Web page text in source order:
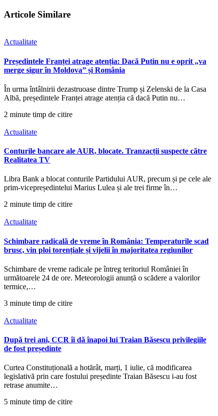
Articole Similare
Actualitate
Președintele Franței atrage atenția: Dacă Putin nu e oprit „va
merge sigur în Moldova” și România
În urma întâlnirii dezastruoase dintre Trump și Zelenski de la Casa
Albă, președintele Franței atrage atenția că dacă Putin nu…
2 minute timp de citire
Actualitate
Conturile bancare ale AUR, blocate. Tranzacții suspecte către
Realitatea TV
Libra Bank a blocat conturile Partidului AUR, precum și pe cele ale
prim-vicepreședintelui Marius Lulea și ale trei firme în…
2 minute timp de citire
Actualitate
Schimbare radicală de vreme în România: Temperaturile scad
brusc, vin ploi torențiale și vijelii în majoritatea regiunilor
Schimbare de vreme radicale pe întreg teritoriul României în
următoarele 24 de ore. Meteorologii anunță o scădere a valorilor
termice,…
3 minute timp de citire
Actualitate
După trei ani, CCR îi dă înapoi lui Traian Băsescu privilegiile
de fost președinte
Curtea Constituțională a hotărât, marți, 1 iulie, că modificarea
legislativă prin care fostului președinte Traian Băsescu i-au fost
retrase anumite…
5 minute timp de citire